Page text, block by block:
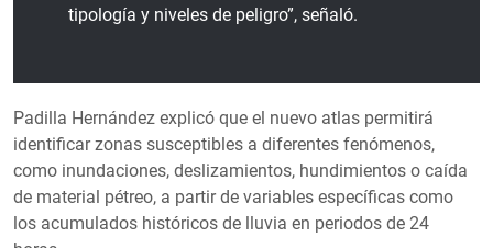
tipología y niveles de peligro”, señaló.
Padilla Hernández explicó que el nuevo atlas permitirá
identificar zonas susceptibles a diferentes fenómenos,
como inundaciones, deslizamientos, hundimientos o caída
de material pétreo, a partir de variables específicas como
los acumulados históricos de lluvia en periodos de 24